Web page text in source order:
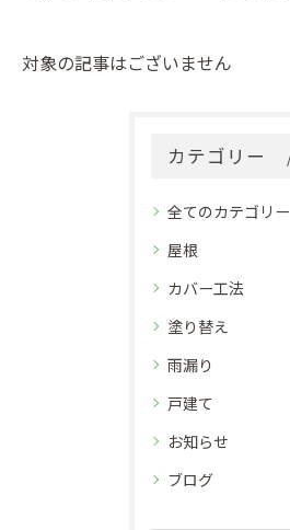
対象の記事はございません
カテゴリー
全てのカテゴリー
屋根
カバー工法
塗り替え
雨漏り
戸建て
お知らせ
ブログ